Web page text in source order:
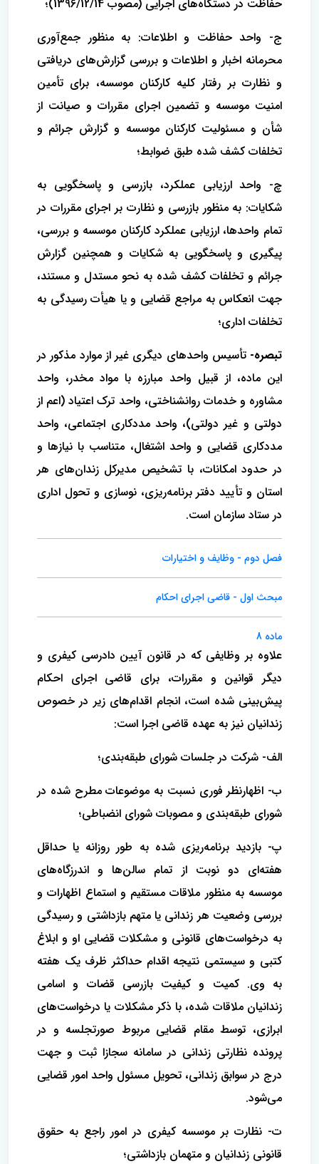
حفاظت در دستگاه‌های اجرایی (مصوب 1396/12/14)؛
ج- واحد حفاظت و اطلاعات: به منظور جمع‌آوری
محرمانه اخبار و اطلاعات و بررسی گزارش‌های دریافتی
و نظارت بر رفتار کلیه کارکنان موسسه، برای تأمین
امنیت موسسه و تضمین اجرای مقررات و صیانت از
شأن و مسئولیت کارکنان موسسه و گزارش جرائم و
تخلفات کشف شده طبق ضوابط؛
چ- واحد ارزیابی عملکرد، بازرسی و پاسخگویی به
شکایات: به منظور بازرسی و نظارت بر اجرای مقررات در
تمام واحدها، ارزیابی عملکرد کارکنان موسسه و بررسی،
پیگیری و پاسخگویی به شکایات و همچنین گزارش
جرائم و تخلفات کشف شده به نحو مستدل و مستند،
جهت انعکاس به مراجع قضایی و یا هیأت رسیدگی به
تخلفات اداری؛
تبصره- تأسیس واحدهای دیگری غیر از موارد مذکور در
این ماده، از قبیل واحد مبارزه با مواد مخدر، واحد
مشاوره و خدمات روانشناختی، واحد ترک اعتیاد (اعم از
دولتی و غیر دولتی)، واحد مددکاری اجتماعی، واحد
مددکاری قضایی و واحد اشتغال، متناسب با نیازها و
در حدود امکانات، با تشخیص مدیرکل زندان‌های هر
استان و تأیید دفتر برنامه‌ریزی، نوسازی و تحول اداری
در ستاد سازمان است.
فصل دوم - وظایف و اختیارات
مبحث اول - قاضی اجرای احکام
ماده 8
علاوه بر وظایفی که در قانون آیین دادرسی کیفری و
دیگر قوانین و مقررات، برای قاضی اجرای احکام
پیش‌بینی شده است، انجام اقدام‌های زیر در خصوص
زندانیان نیز به عهده قاضی اجرا است:
الف- شرکت در جلسات شورای طبقه‌بندی؛
ب- اظهارنظر فوری نسبت به موضوعات مطرح شده در
شورای طبقه‌بندی و مصوبات شورای انضباطی؛
پ- بازدید برنامه‌ریزی شده به طور روزانه یا حداقل
هفته‌ای دو نوبت از تمام سالن‌ها و اندرزگاه‌های
موسسه به منظور ملاقات مستقیم و استماع اظهارات و
بررسی وضعیت هر زندانی یا متهم بازداشتی و رسیدگی
به درخواست‌های قانونی و مشکلات قضایی او و ابلاغ
کتبی و سیستمی نتیجه اقدام حداکثر ظرف یک هفته
به وی. کمیت و کیفیت بازرسی قضات و اسامی
زندانیان ملاقات شده، با ذکر مشکلات یا درخواست‌های
ابرازی، توسط مقام قضایی مربوط صورتجلسه و در
پرونده نظارتی زندانی در سامانه سجازا ثبت و جهت
درج در سوابق زندانی، تحویل مسئول واحد امور قضایی
می‌شود.
ت- نظارت بر موسسه کیفری در امور راجع به حقوق
قانونی زندانیان و متهمان بازداشتی؛